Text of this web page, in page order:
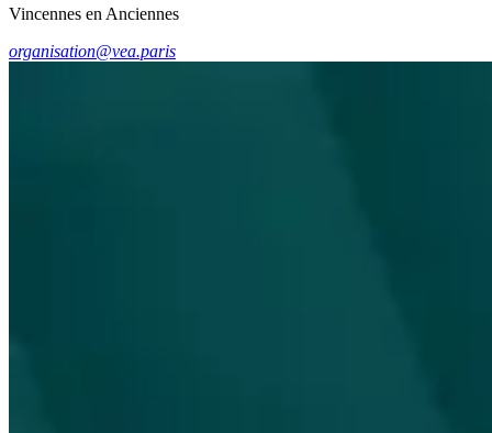
Vincennes en Anciennes
organisation@vea.paris